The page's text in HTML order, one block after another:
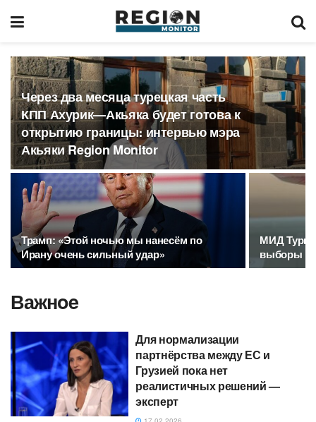
Через два месяца турецкая часть
КПП Ахурик—Акьяка будет готова к
открытию границы։ интервью мэра
Акьяки Region Monitor
Трамп: «Этой ночью мы нанесём по
Ирану очень сильный удар»
МИД
выборы в
Важнoe
Для нормализации
партнёрства между ЕС и
Грузией пока нет
реалистичных решений —
эксперт